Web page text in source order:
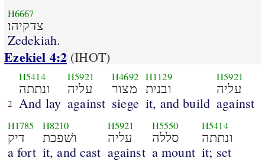
H6667
צדקיהו׃
Zedekiah.
Ezekiel 4:2 (IHOT)
2
H5414
ונתתה
And lay
H5921
עליה
against
H4692
מצור
siege
H1129
ובנית
it, and build
H5921
עליה
against
H1785
דיק
a fort
H8210
ושׁפכת
it, and cast
H5921
עליה
against
H5550
סללה
a mount
H5414
ונתתה
it; set